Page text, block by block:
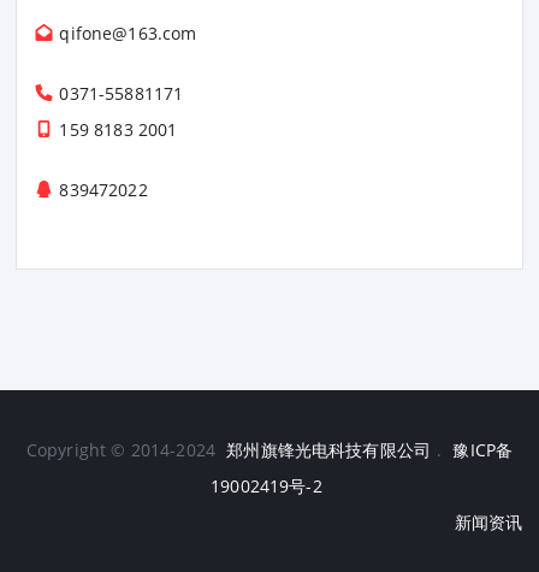
qifone@163.com
0371-55881171
159 8183 2001
839472022
Copyright © 2014-2024 郑州旗锋光电科技有限公司 . 豫ICP备
19002419号-2
新闻资讯